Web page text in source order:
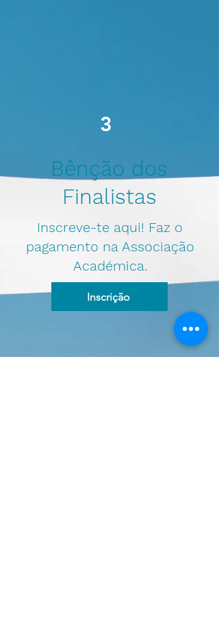
3
Bênção dos
Finalistas
Inscreve-te aqui! Faz o
pagamento na Associação
Académica.
Inscrição